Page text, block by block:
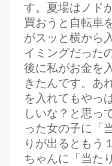
す。夏場はノド
買おうと自転車
がスッと横から
イミングだった
後に私がお金を
きたんです。あ
を入れてもやっ
しいな？と思っ
った女の子に「
りが出るともう
ちゃんに「当た